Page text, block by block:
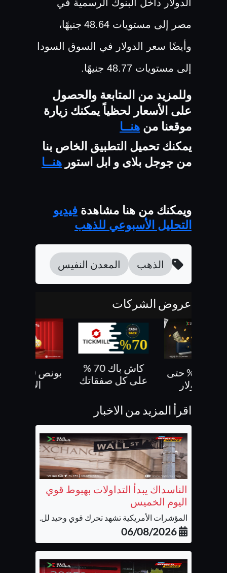
الدولار داخل البنوك الرسمية في
مصر إلى مستويات 48.64
جنيهًا،
وأيضًا سعر الدولار في السوق السودا
إلى مستويات 48.77 جنيهًا.
وللمزيد من المتابعة والحصول
على الأسعار لحظياً يمكنك زيارة
موقعنا من هنــا
يمكنك تحميل التطبيق الخاص بنا
من جوجل بلاى و ابل استور هنــا
ويمكنك من هنا مشاهدة فيديو
التحليل الأسبوعي للذهب
الذهب المعدن النفيس
عروض الشركات
بونص 30% حتى
كاش باك 70 %
على كل صفقاتك
الايداع
اقرأ المزيد من الاخبار
الناسداك يبدأ التداولات بهبوط قوي
اليوم الخميس
المؤشرات الأمريكية تشهد تحرك قوي وحيد لل...
06/08/2026